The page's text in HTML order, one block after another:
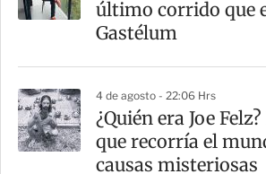
último corrido que
Gastélum
4 de agosto - 22:06 Hrs
¿Quién era Joe
que recorría el
causas misteriosas